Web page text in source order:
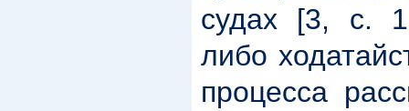
судах [3, с.
либо
процесса